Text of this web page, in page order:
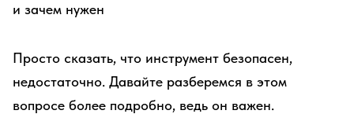
Просто сказать, что инструмент безопасен,
недостаточно. Давайте разберемся в этом
вопросе более подробно, ведь он важен.